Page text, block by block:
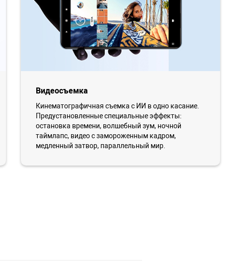
Видеосъемка
Кинематографичная съемка с ИИ в одно касание.
Предустановленные специальные эффекты:
остановка времени, волшебный зум, ночной
таймлапс, видео с замороженным кадром,
медленный затвор, параллельный мир.